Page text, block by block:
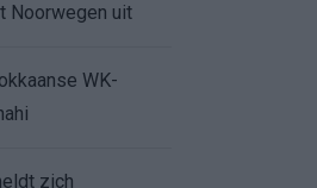
Noorwegen uit
WK-
zich